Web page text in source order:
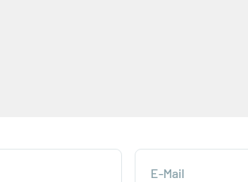
E-Mail